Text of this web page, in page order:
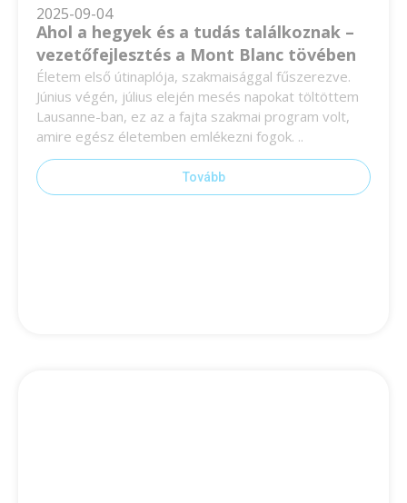
2025-09-04
Ahol a hegyek és a tudás találkoznak –
vezetőfejlesztés a Mont Blanc tövében
Életem első útinaplója, szakmaisággal fűszerezve.
Június végén, július elején mesés napokat töltöttem
Lausanne-ban, ez az a fajta szakmai program volt,
amire egész életemben emlékezni fogok. ..
Tovább